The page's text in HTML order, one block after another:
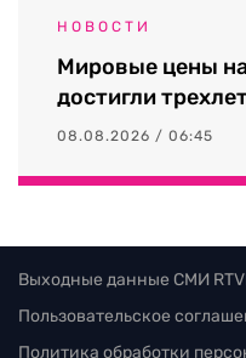
НОВОСТИ
Мировые цены
достигли
08.08.2026 / 06:45
Выходные данные СМИ
Пользовательское
Политика обработки